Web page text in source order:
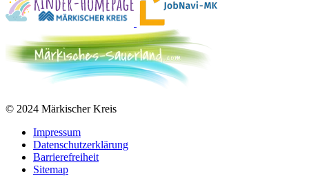
© 2024 Märkischer Kreis
Impressum
Datenschutzerklärung
Barrierefreiheit
Sitemap